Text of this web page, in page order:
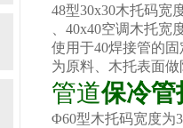
48型30x30木托码宽
、40x40空调木托
使用于40焊接管的
为原料、木托表面
管道保冷管
Φ60型木托码宽度为